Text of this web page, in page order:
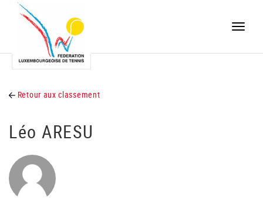
Toggle
Retour aux classement
Léo ARESU